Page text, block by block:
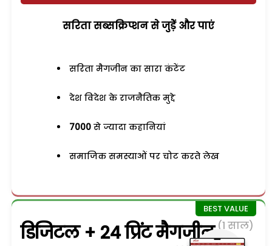
सरिता सब्सक्रिप्शन से जुड़ेें और पाएं
सरिता मैगजीन का सारा कंटेंट
देश विदेश के राजनैतिक मुद्दे
7000 से ज्यादा कहानियां
समाजिक समस्याओं पर चोट करते लेख
डिजिटल + 24 प्रिंट मैगजीन (1 साल)